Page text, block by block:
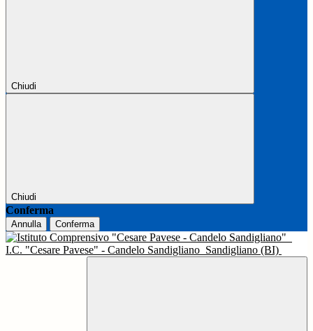
Chiudi
Chiudi
Conferma
Annulla Conferma
I.C. "Cesare Pavese" - Candelo Sandigliano Sandigliano (BI)